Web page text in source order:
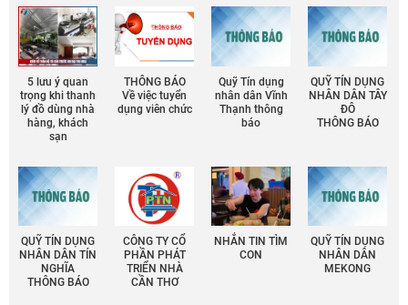
5 lưu ý quan
trọng khi thanh
lý đồ dùng nhà
hàng, khách
sạn
THÔNG BÁO
Về việc tuyển
dụng viên chức
Quỹ Tín dụng
nhân dân Vĩnh
Thạnh thông
báo
QUỸ TÍN DỤNG
NHÂN DÂN TÂY
ĐÔ
THÔNG BÁO
QUỸ TÍN DỤNG
NHÂN DÂN TÍN
NGHĨA
THÔNG BÁO
CÔNG TY CỔ
PHẦN PHÁT
TRIỂN NHÀ
CẦN THƠ
NHẮN TIN TÌM
CON
QUỸ TÍN DỤNG
NHÂN DÂN
MEKONG